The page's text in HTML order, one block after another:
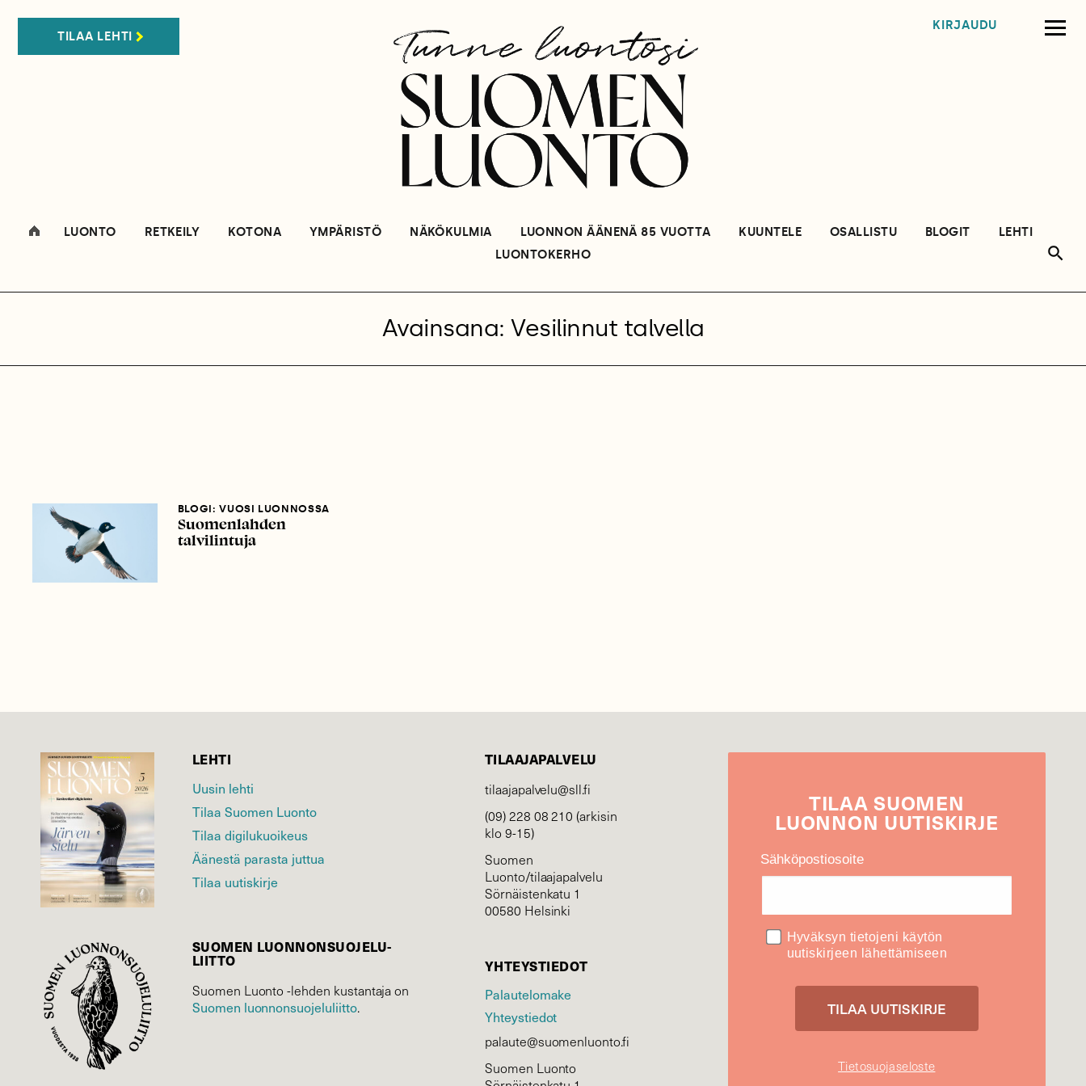
TILAA LEHTI
KIRJAUDU
LUONTO RETKEILY KOTONA YMPÄRISTÖ NÄKÖKULMIA LUONNON ÄÄNENÄ 85 VUOTTA KUUNTELE OSALLISTU BLOGIT
LEHTI
LUONTOKERHO
Avainsana: Vesilinnut talvella
BLOGI: VUOSI LUONNOSSA
Suomenlahden
talvilintuja
LEHTI
Uusin lehti
Tilaa Suomen Luonto
Tilaa digilukuoikeus
Äänestä parasta juttua
Tilaa uutiskirje
SUOMEN LUONNON­SUOJELU­
LIITTO
Suomen Luonto -lehden kustantaja on
Suomen luonnonsuojelu­liitto.
TILAAJAPALVELU
tilaajapalvelu@sll.fi
(09) 228 08 210 (arkisin
klo 9-15)
Suomen
Luonto/tilaajapalvelu
Sörnäistenkatu 1
00580 Helsinki
YHTEYSTIEDOT
Palautelomake
Yhteystiedot
palaute@suomenluonto.fi
Suomen Luonto
TILAASUOMEN
LUONNON UUTIS­KIRJE
Sähköpostiosoite
Hyväksyn tietojeni käytön
uutiskirjeen lähettämiseen
Tietosuojaseloste